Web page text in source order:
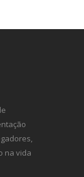
na vida